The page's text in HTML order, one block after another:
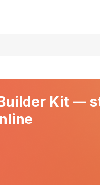
Kit —